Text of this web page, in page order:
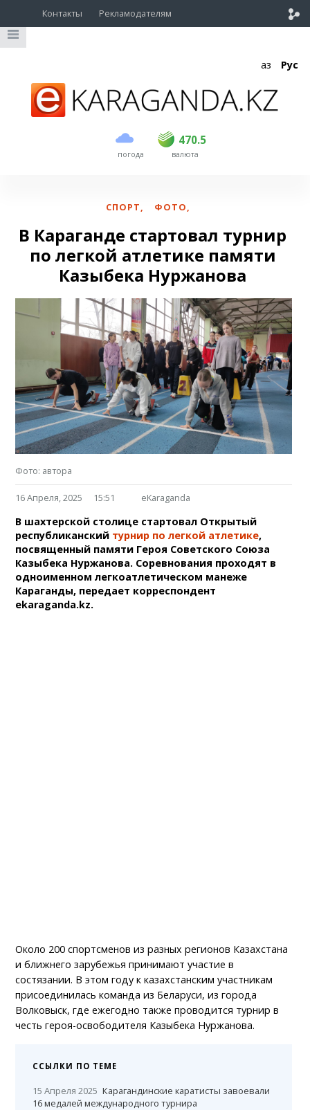
Контакты Рекламодателям
Қаз Рус
погода
470.5
USD 469 470.5
EUR валюта
СПОРТ, ФОТО,
В Караганде стартовал турнир
по легкой атлетике памяти
Казыбека Нуржанова
Фото: автора
16 Апреля, 2025 15:51 eKaraganda
В шахтерской столице стартовал Открытый
республиканский турнир по легкой атлетике,
посвященный памяти Героя Советского Союза
Казыбека Нуржанова. Соревнования проходят в
одноименном легкоатлетическом манеже
Караганды, передает корреспондент
ekaraganda.kz.
Около 200 спортсменов из разных регионов Казахстана
и ближнего зарубежья принимают участие в
состязании. В этом году к казахстанским участникам
присоединилась команда из Беларуси, из города
Волковыск, где ежегодно также проводится турнир в
честь героя-освободителя Казыбека Нуржанова.
ССЫЛКИ ПО ТЕМЕ
15 Апреля 2025 Карагандинские каратисты завоевали
16 медалей международного турнира